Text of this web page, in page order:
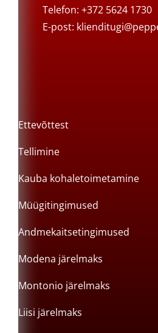
Telefon: +372 5624 1730
E-post:
Ettevõttest
Tellimine
Kauba kohaletoimetamine
Müügitingimused
Andmekaitsetingimused
Modena järelmaks
Montonio järelmaks
Liisi järelmaks